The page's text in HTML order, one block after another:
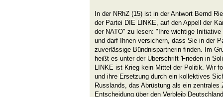
In der NRhZ (15) ist in der Antwort Bernd
der Partei DIE LINKE, auf den Appell der
der NATO" zu lesen: "Ihre wichtige
und darf Ihnen versichern, dass Sie in der
zuverlässige Bündnispartnerin finden. Im
heißt es unter der Überschrift 'Frieden in
LINKE ist Krieg kein Mittel der Politik. Wir
und ihre Ersetzung durch ein kollektives
Russlands, das Abrüstung als ein zentrales
Entscheidung über den Verbleib